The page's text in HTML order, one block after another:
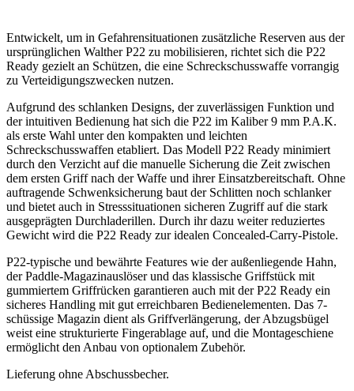
Entwickelt, um in Gefahrensituationen zusätzliche Reserven aus der
ursprünglichen Walther P22 zu mobilisieren, richtet sich die P22
Ready gezielt an Schützen, die eine Schreckschusswaffe vorrangig
zu Verteidigungszwecken nutzen.
Aufgrund des schlanken Designs, der zuverlässigen Funktion und
der intuitiven Bedienung hat sich die P22 im Kaliber 9 mm P.A.K.
als erste Wahl unter den kompakten und leichten
Schreckschusswaffen etabliert. Das Modell P22 Ready minimiert
durch den Verzicht auf die manuelle Sicherung die Zeit zwischen
dem ersten Griff nach der Waffe und ihrer Einsatzbereitschaft. Ohne
auftragende Schwenksicherung baut der Schlitten noch schlanker
und bietet auch in Stresssituationen sicheren Zugriff auf die stark
ausgeprägten Durchladerillen. Durch ihr dazu weiter reduziertes
Gewicht wird die P22 Ready zur idealen Concealed-Carry-Pistole.
P22-typische und bewährte Features wie der außenliegende Hahn,
der Paddle-Magazinauslöser und das klassische Griffstück mit
gummiertem Griffrücken garantieren auch mit der P22 Ready ein
sicheres Handling mit gut erreichbaren Bedienelementen. Das 7-
schüssige Magazin dient als Griffverlängerung, der Abzugsbügel
weist eine strukturierte Fingerablage auf, und die Montageschiene
ermöglicht den Anbau von optionalem Zubehör.
Lieferung ohne Abschussbecher.